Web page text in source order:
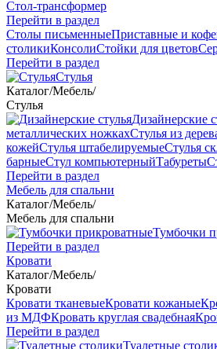
Стол-трансформер
Перейти в раздел
Столы письменныеПриставные и
столикиКонсолиСтойки для цветов
Перейти в раздел
Стулья
Каталог/Мебель/
Стулья
Дизайнерские
металлических ножкахСтулья из
кожейСтулья штабелируемыеСтулья
барныеСтул компьютерныйТабуреты
Перейти в раздел
Мебель для спальни
Каталог/Мебель/
Мебель для спальни
Тумбочки
Перейти в раздел
Кровати
Каталог/Мебель/
Кровати
Кровати тканевыеКровати кожаные
из МДФКровать круглая свадебная
Перейти в раздел
Туалетные